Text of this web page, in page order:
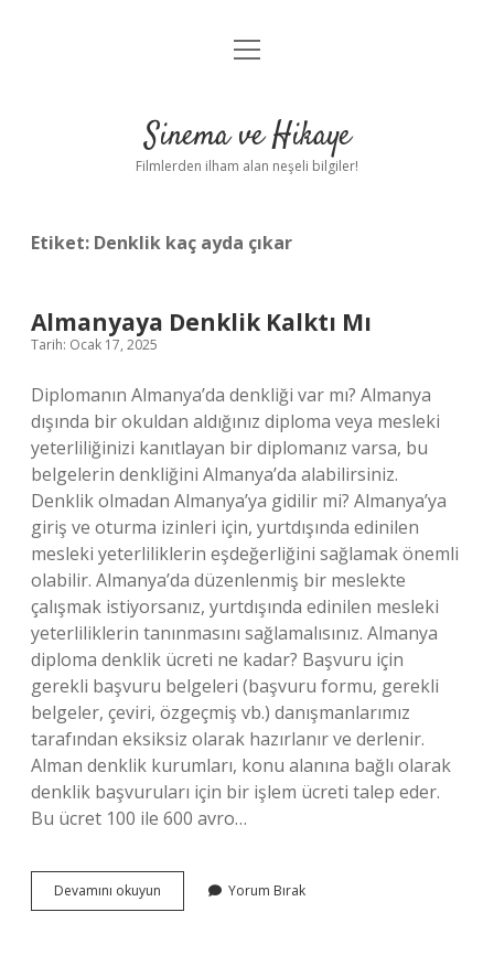
Gizlilik Politikası
Yasal Uyarı
menüyü
Sinema ve Hikaye
Filmlerden ilham alan neşeli bilgiler!
Etiket: Denklik kaç ayda çıkar
Almanyaya Denklik Kalktı Mı
Tarih: Ocak 17, 2025
Diplomanın Almanya’da denkliği var mı? Almanya
dışında bir okuldan aldığınız diploma veya mesleki
yeterliliğinizi kanıtlayan bir diplomanız varsa, bu
belgelerin denkliğini Almanya’da alabilirsiniz.
Denklik olmadan Almanya’ya gidilir mi? Almanya’ya
giriş ve oturma izinleri için, yurtdışında edinilen
mesleki yeterliliklerin eşdeğerliğini sağlamak önemli
olabilir. Almanya’da düzenlenmiş bir meslekte
çalışmak istiyorsanız, yurtdışında edinilen mesleki
yeterliliklerin tanınmasını sağlamalısınız. Almanya
diploma denklik ücreti ne kadar? Başvuru için
gerekli başvuru belgeleri (başvuru formu, gerekli
belgeler, çeviri, özgeçmiş vb.) danışmanlarımız
tarafından eksiksiz olarak hazırlanır ve derlenir.
Alman denklik kurumları, konu alanına bağlı olarak
denklik başvuruları için bir işlem ücreti talep eder.
Bu ücret 100 ile 600 avro…
Devamını okuyun Almanyaya
Denklik
Yorum Bırak